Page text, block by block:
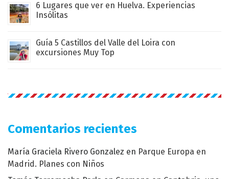
6 Lugares que ver en Huelva. Experiencias
Insólitas
Guía 5 Castillos del Valle del Loira con
excursiones Muy Top
Comentarios recientes
María Graciela Rivero Gonzalez en Parque Europa en
Madrid. Planes con Niños